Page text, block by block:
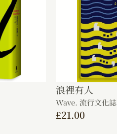
浪𥚃有人
Wave. 流行文化誌
£21.00